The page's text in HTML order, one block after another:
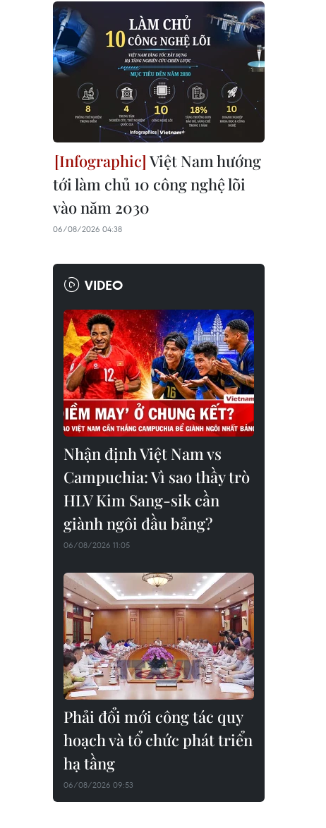
Việt Nam hướng
tới làm chủ 10 công nghệ lõi
vào năm 2030
06/08/2026 04:38
VIDEO
Nhận định Việt Nam vs
Campuchia: Vì sao thầy trò
HLV Kim Sang-sik cần
giành ngôi đầu bảng?
06/08/2026 11:05
Phải đổi mới công tác quy
hoạch và tổ chức phát triển
hạ tầng
06/08/2026 09:53